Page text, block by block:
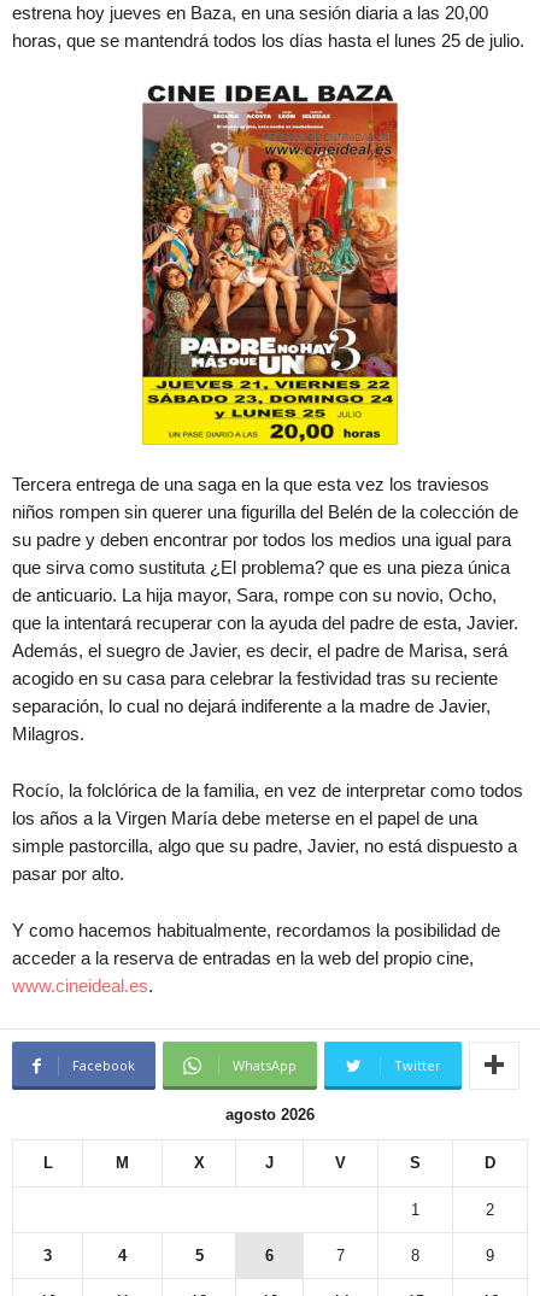
estrena hoy jueves en Baza, en una sesión diaria a las 20,00
horas, que se mantendrá todos los días hasta el lunes 25 de julio.
Tercera entrega de una saga en la que esta vez los traviesos
niños rompen sin querer una figurilla del Belén de la colección de
su padre y deben encontrar por todos los medios una igual para
que sirva como sustituta ¿El problema? que es una pieza única
de anticuario. La hija mayor, Sara, rompe con su novio, Ocho,
que la intentará recuperar con la ayuda del padre de esta, Javier.
Además, el suegro de Javier, es decir, el padre de Marisa, será
acogido en su casa para celebrar la festividad tras su reciente
separación, lo cual no dejará indiferente a la madre de Javier,
Milagros.
Rocío, la folclórica de la familia, en vez de interpretar como todos
los años a la Virgen María debe meterse en el papel de una
simple pastorcilla, algo que su padre, Javier, no está dispuesto a
pasar por alto.
Y como hacemos habitualmente, recordamos la posibilidad de
acceder a la reserva de entradas en la web del propio cine,
www.cineideal.es.
Facebook WhatsApp Twitter
agosto 2026
L M X J V S D
1 2
3 4 5 6 7 8 9